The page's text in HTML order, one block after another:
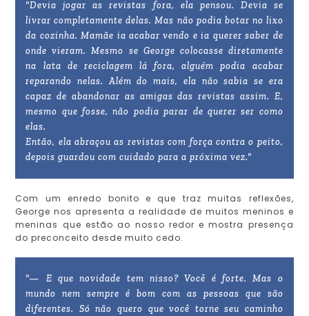
"Devia jogar as revistas fora, ela pensou. Devia se
livrar completamente delas. Mas não podia botar no lixo
da cozinha. Mamãe ia acabar vendo e ia querer saber de
onde vieram. Mesmo se George colocasse diretamente
na lata de reciclagem lá fora, alguém podia acabar
reparando nelas. Além do mais, ela não sabia se era
capaz de abandonar as amigas das revistas assim. E,
mesmo que fosse, não podia parar de querer ser como
elas.
Então, ela abraçou as revistas com força contra o peito,
depois guardou com cuidado para a próxima vez."
Com um enredo bonito e que traz muitas reflexões,
George nos apresenta a realidade de muitos meninos e
meninas que estão ao nosso redor e mostra presença
do preconceito desde muito cedo.
"— E que novidade tem nisso? Você é forte. Mas o
mundo nem sempre é bom com as pessoas que são
diferentes. Só não quero que você torne seu caminho